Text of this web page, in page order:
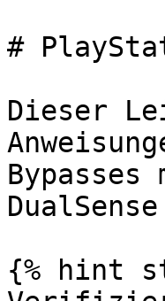
#
Dieser
Bypasses
{% hint